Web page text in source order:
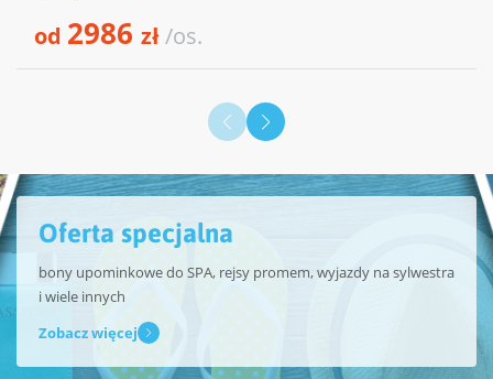
od 2986 zł/os.
Oferta specjalna
bony upominkowe do SPA, rejsy promem, wyjazdy na sylwestra
i wiele innych
Zobacz więcej